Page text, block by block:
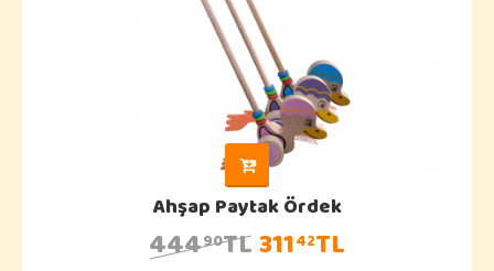
Ahşap Paytak Ördek
44490TL31142TL